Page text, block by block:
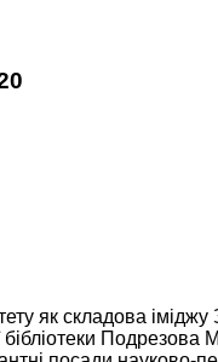
як складова
Подрезова